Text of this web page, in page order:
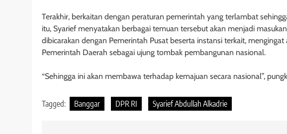
Terakhir, berkaitan dengan peraturan pemerintah yang terlambat
itu, Syarief menyatakan berbagai temuan tersebut akan menjadi
dibicarakan dengan Pemerintah Pusat beserta instansi terkait,
Pemerintah Daerah sebagai ujung tombak pembangunan nasional.
“Sehingga ini akan membawa terhadap kemajuan secara nasional”,
Tagged: Banggar DPR RI Syarief Abdullah Alkadrie